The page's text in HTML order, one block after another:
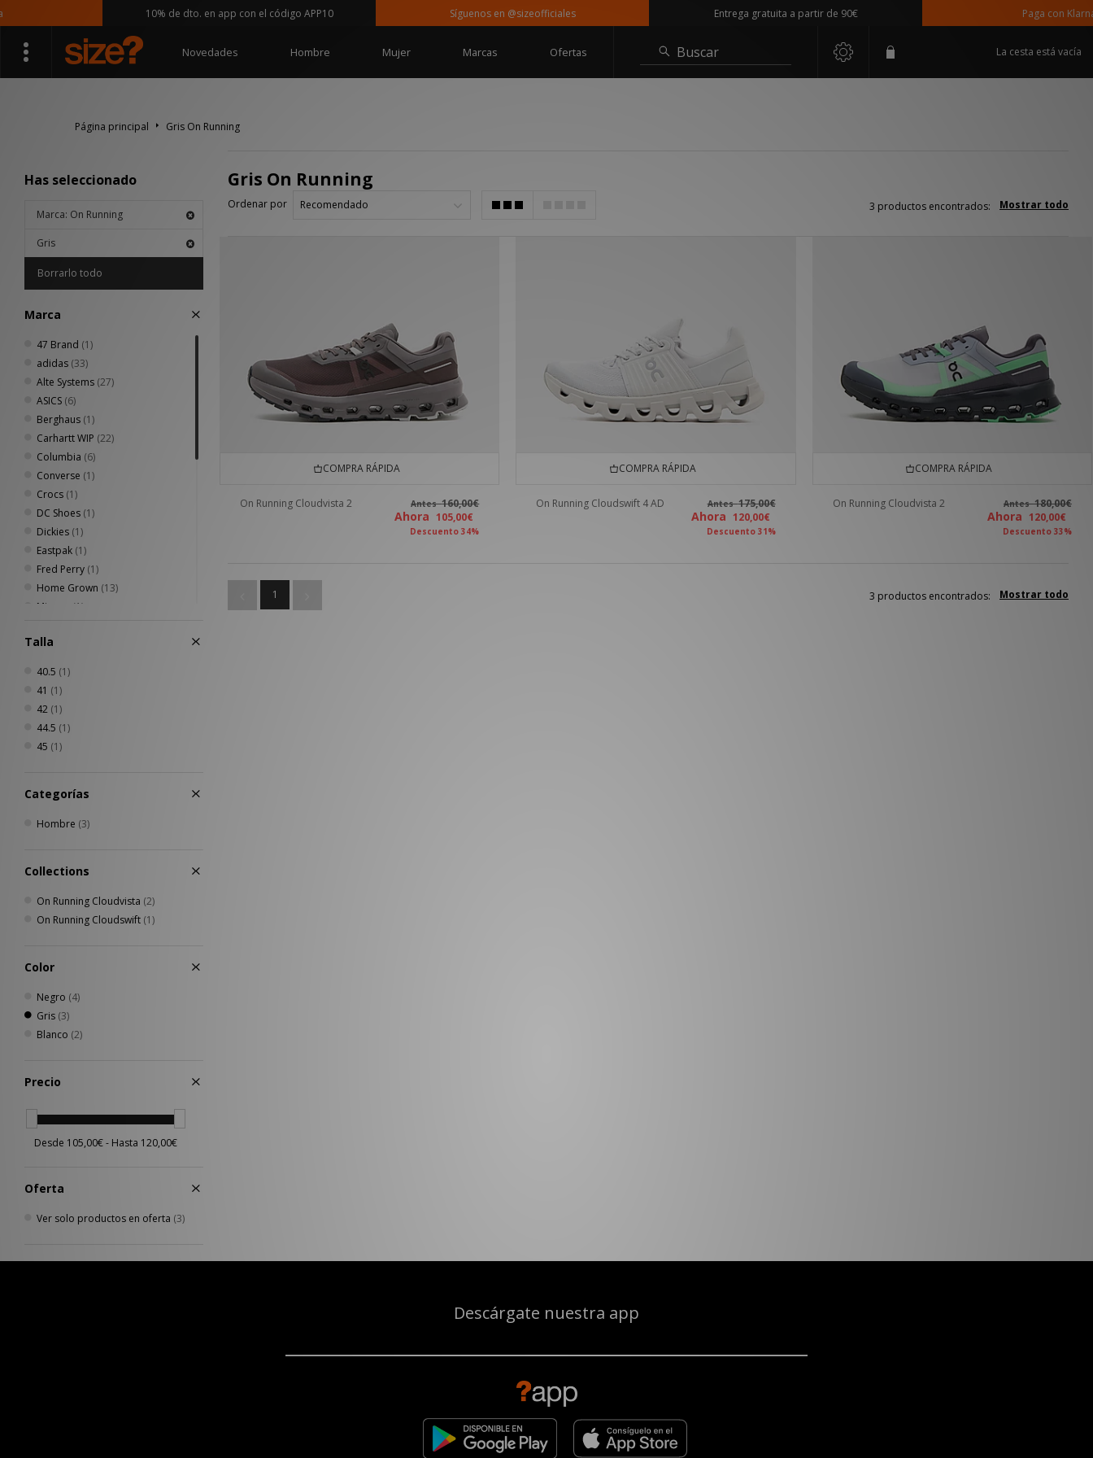
10% de dto. en app con el código APP10 Síguenos en @sizeofficiales Entrega gratuita a partir de 90€ Paga con Klarna
Novedades Hombre Mujer Marcas Ofertas Buscar La cesta está vacía
Página principal Gris On Running
Has seleccionado
Marca: On Running
Gris
Borrarlo todo
Marca
47 Brand (1)
adidas (33)
Alte Systems (27)
ASICS (6)
Berghaus (1)
Carhartt WIP (22)
Columbia (6)
Converse (1)
Crocs (1)
DC Shoes (1)
Dickies (1)
Eastpak (1)
Fred Perry (1)
Home Grown (13)
Mizuno
(1)
New Era
Nike swim
Oakley
On Running
PUMA (8)
Reebok
Saucony(4)
Timberland
Umbro(2)
XLARGE(7)
Talla
40.5 (1)
41 (1)
42 (1)
44.5 (1)
45 (1)
Categorías
Hombre (3)
Collections
On Running Cloudvista (2)
On Running Cloudswift (1)
Color
Negro (4)
Gris (3)
Blanco (2)
Precio
Oferta
Ver solo productos en oferta (3)
Gris On Running
Ordenar por Mostrar todo
3 productos encontrados:
COMPRA RÁPIDA
On Running Cloudvista 2 Antes160,00€
Ahora105,00€
Descuento 34%
COMPRA RÁPIDA
On Running Cloudswift 4 AD Antes175,00€
Ahora 120,00€
Descuento 31%
COMPRA RÁPIDA
On Running Cloudvista 2 Antes180,00€
Ahora 120,00€
Descuento 33%
1 Mostrar todo
3 productos encontrados:
Descárgate nuestra app